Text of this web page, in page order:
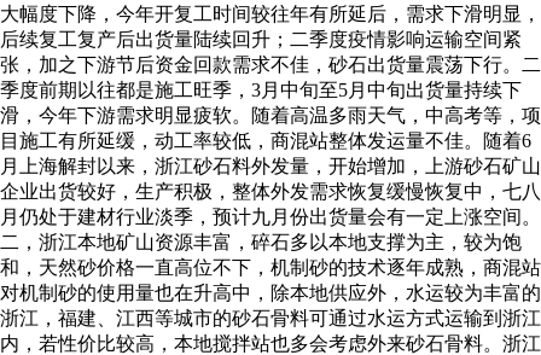
大幅度下降，今年开复工时间较往年有所延后，需求下滑明显，
后续复工复产后出货量陆续回升；二季度疫情影响运输空间紧
张，加之下游节后资金回款需求不佳，砂石出货量震荡下行。二
季度前期以往都是施工旺季，3月中旬至5月中旬出货量持续下
滑，今年下游需求明显疲软。随着高温多雨天气，中高考等，项
目施工有所延缓，动工率较低，商混站整体发运量不佳。随着6
月上海解封以来，浙江砂石料外发量，开始增加，上游砂石矿山
企业出货较好，生产积极，整体外发需求恢复缓慢恢复中，七八
月仍处于建材行业淡季，预计九月份出货量会有一定上涨空间。
二，浙江本地矿山资源丰富，碎石多以本地支撑为主，较为饱
和，天然砂价格一直高位不下，机制砂的技术逐年成熟，商混站
对机制砂的使用量也在升高中，除本地供应外，水运较为丰富的
浙江，福建、江西等城市的砂石骨料可通过水运方式运输到浙江
内，若性价比较高，本地搅拌站也多会考虑外来砂石骨料。浙江